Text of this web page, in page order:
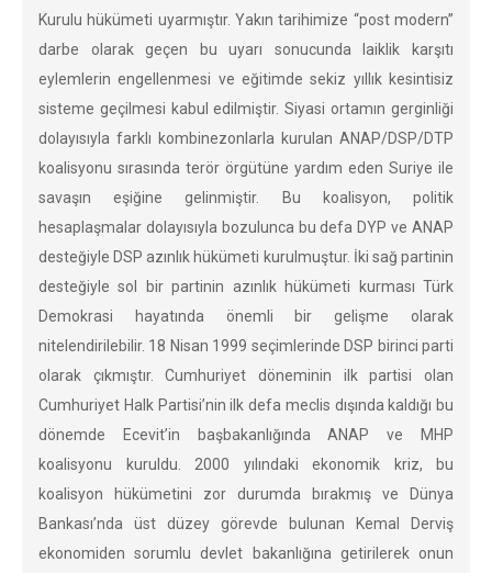
Kurulu hükümeti uyarmıştır. Yakın tarihimize “post modern”
darbe olarak geçen bu uyarı sonucunda laiklik karşıtı
eylemlerin engellenmesi ve eğitimde sekiz yıllık kesintisiz
sisteme geçilmesi kabul edilmiştir. Siyasi ortamın gerginliği
dolayısıyla farklı kombinezonlarla kurulan ANAP/DSP/DTP
koalisyonu sırasında terör örgütüne yardım eden Suriye ile
savaşın eşiğine gelinmiştir. Bu koalisyon, politik
hesaplaşmalar dolayısıyla bozulunca bu defa DYP ve ANAP
desteğiyle DSP azınlık hükümeti kurulmuştur. İki sağ partinin
desteğiyle sol bir partinin azınlık hükümeti kurması Türk
Demokrasi hayatında önemli bir gelişme olarak
nitelendirilebilir. 18 Nisan 1999 seçimlerinde DSP birinci parti
olarak çıkmıştır. Cumhuriyet döneminin ilk partisi olan
Cumhuriyet Halk Partisi’nin ilk defa meclis dışında kaldığı bu
dönemde Ecevit’in başbakanlığında ANAP ve MHP
koalisyonu kuruldu. 2000 yılındaki ekonomik kriz, bu
koalisyon hükümetini zor durumda bırakmış ve Dünya
Bankası’nda üst düzey görevde bulunan Kemal Derviş
ekonomiden sorumlu devlet bakanlığına getirilerek onun